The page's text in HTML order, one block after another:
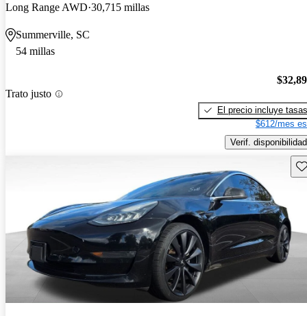
Long Range AWD 30,715 millas
Summerville, SC
54 millas
Trato justo
El precio incluye tasas
$612/mes
Verif. disponibilidad